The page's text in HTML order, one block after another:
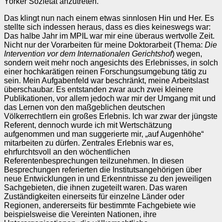
Das klingt nun nach einem etwas sinnlosen Hin und Her. Es
stellte sich indessen heraus, dass es dies keineswegs war:
Das halbe Jahr im MPIL war mir eine überaus wertvolle Zeit.
Nicht nur der Vorarbeiten für meine Doktorarbeit (Thema: Die
Intervention vor dem Internationalen Gerichtshof) wegen,
sondern weit mehr noch angesichts des Erlebnisses, in solch
einer hochkarätigen reinen Forschungsumgebung tätig zu
sein. Mein Aufgabenfeld war beschränkt, meine Arbeitslast
überschaubar. Es entstanden zwar auch zwei kleinere
Publikationen, vor allem jedoch war mir der Umgang mit und
das Lernen von den maßgeblichen deutschen
Völkerrechtlern ein großes Erlebnis. Ich war zwar der jüngste
Referent, dennoch wurde ich mit Wertschätzung
aufgenommen und man suggerierte mir, „auf Augenhöhe“
mitarbeiten zu dürfen. Zentrales Erlebnis war es,
ehrfurchtsvoll an den wöchentlichen
Referentenbesprechungen teilzunehmen. In diesen
Besprechungen referierten die Institutsangehörigen über
neue Entwicklungen in und Erkenntnisse zu den jeweiligen
Sachgebieten, die ihnen zugeteilt waren. Das waren
Zuständigkeiten einerseits für einzelne Länder oder
Regionen, andererseits für bestimmte Fachgebiete wie
beispielsweise die Vereinten Nationen, ihre